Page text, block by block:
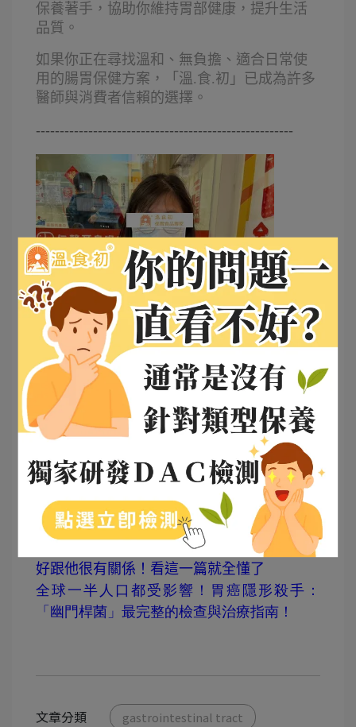
保養著手，協助你維持胃部健康，提升生活
品質。
如果你正在尋找溫和、無負擔、適合日常使
用的腸胃保健方案，「溫.食.初」已成為許多
醫師與消費者信賴的選擇。
------------------------------------------------------
延伸閱讀：
咽喉逆流跟胃食道逆流不一樣！呼吸道不會
好跟他很有關係！看這一篇就全懂了
全球一半人口都受影響！胃癌隱形殺手：
「幽門桿菌」最完整的檢查與治療指南！
文章分類 gastrointestinal tract